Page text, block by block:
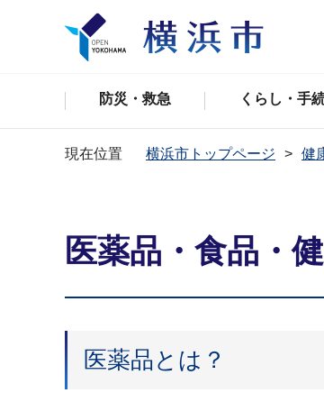
防災・救急 くらし・手
現在位置 横浜市トップページ 健
医薬品・食品・
医薬品とは？